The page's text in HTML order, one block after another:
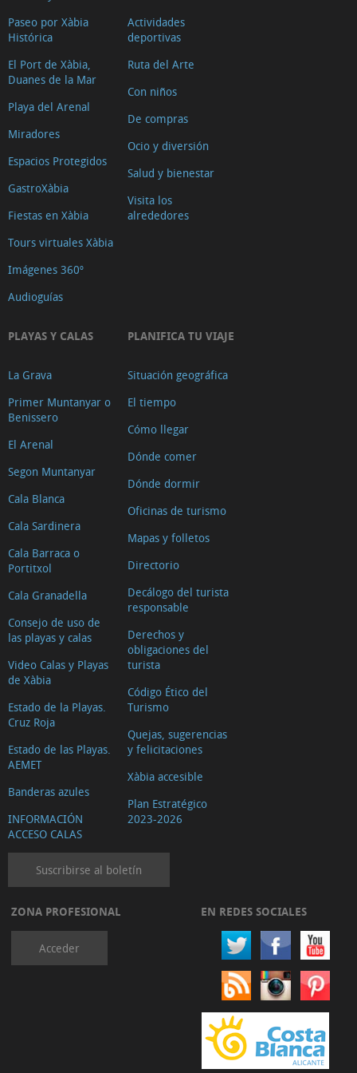
Paseo por Xàbia
Histórica
El Port de Xàbia,
Duanes de la Mar
Playa del Arenal
Miradores
Espacios Protegidos
GastroXàbia
Fiestas en Xàbia
Tours virtuales Xàbia
Imágenes 360º
Audioguías
Actividades
deportivas
Ruta del Arte
Con niños
De compras
Ocio y diversión
Salud y bienestar
Visita los
alrededores
PLAYAS Y CALAS
La Grava
Primer Muntanyar o
Benissero
El Arenal
Segon Muntanyar
Cala Blanca
Cala Sardinera
Cala Barraca o
Portitxol
Cala Granadella
Consejo de uso de
las playas y calas
Video Calas y Playas
de Xàbia
Estado de la Playas.
Cruz Roja
Estado de las Playas.
AEMET
Banderas azules
INFORMACIÓN
ACCESO CALAS
PLANIFICA TU VIAJE
Situación geográfica
El tiempo
Cómo llegar
Dónde comer
Dónde dormir
Oficinas de turismo
Mapas y folletos
Directorio
Decálogo del turista
responsable
Derechos y
obligaciones del
turista
Código Ético del
Turismo
Quejas, sugerencias
y felicitaciones
Xàbia accesible
Plan Estratégico
2023-2026
Suscribirse al boletín
ZONA PROFESIONAL
Acceder
EN REDES SOCIALES